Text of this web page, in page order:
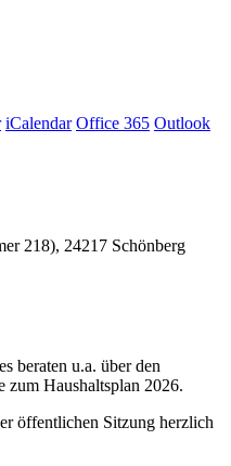
iCalendar Office 365 Outlook
218), 24217 Schönberg
beraten u.a. über den
zum Haushaltsplan 2026.
öffentlichen Sitzung herzlich